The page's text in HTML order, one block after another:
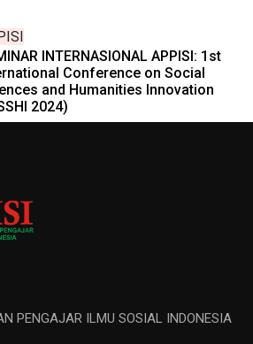
INTERNASIONAL APPISI: 1st
Conference on Social
and Humanities Innovation
2024)
PENGAJAR ILMU SOSIAL INDONESIA